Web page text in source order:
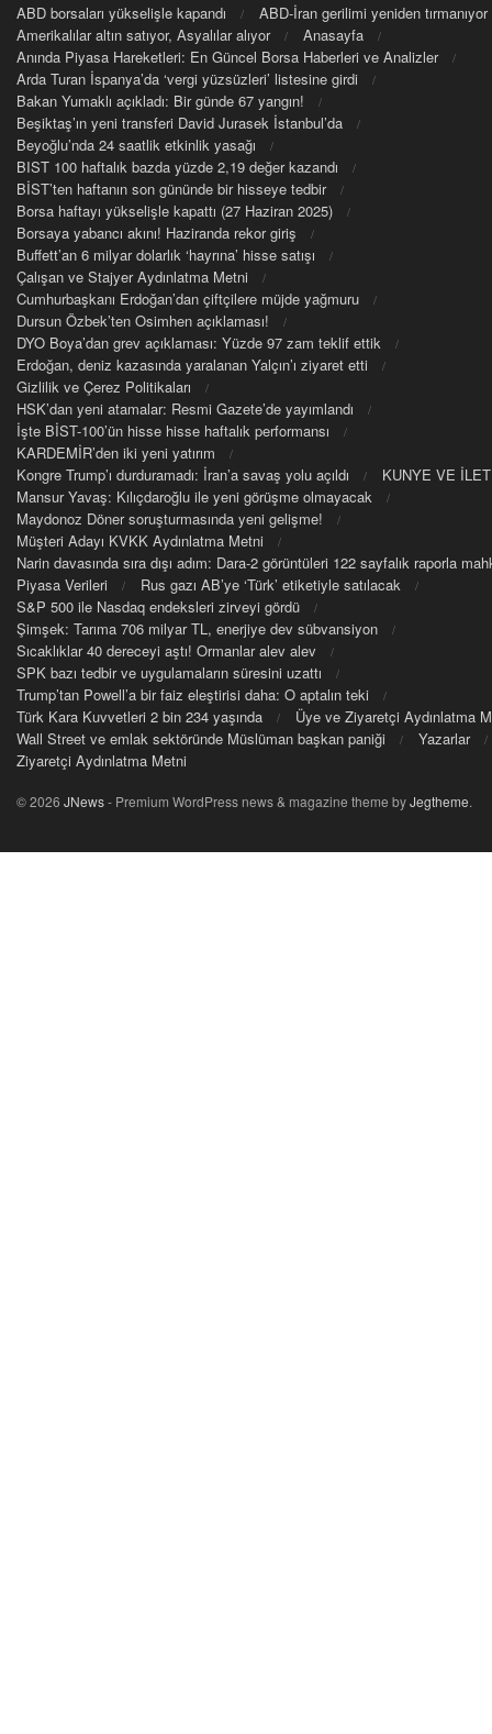
ABD borsaları yükselişle kapandı
ABD-İran gerilimi yeniden tırmanıyor
Amerikalılar altın satıyor, Asyalılar alıyor
Anasayfa
Anında Piyasa Hareketleri: En Güncel Borsa Haberleri ve Analizler
Arda Turan İspanya’da ‘vergi yüzsüzleri’ listesine girdi
Bakan Yumaklı açıkladı: Bir günde 67 yangın!
Beşiktaş’ın yeni transferi David Jurasek İstanbul’da
Beyoğlu’nda 24 saatlik etkinlik yasağı
BIST 100 haftalık bazda yüzde 2,19 değer kazandı
BİST’ten haftanın son gününde bir hisseye tedbir
Borsa haftayı yükselişle kapattı (27 Haziran 2025)
Borsaya yabancı akını! Haziranda rekor giriş
Buffett’an 6 milyar dolarlık ‘hayrına’ hisse satışı
Çalışan ve Stajyer Aydınlatma Metni
Cumhurbaşkanı Erdoğan’dan çiftçilere müjde yağmuru
Dursun Özbek’ten Osimhen açıklaması!
DYO Boya’dan grev açıklaması: Yüzde 97 zam teklif ettik
Erdoğan, deniz kazasında yaralanan Yalçın’ı ziyaret etti
Gizlilik ve Çerez Politikaları
HSK’dan yeni atamalar: Resmi Gazete’de yayımlandı
İşte BİST-100’ün hisse hisse haftalık performansı
KARDEMİR’den iki yeni yatırım
Kongre Trump’ı durduramadı: İran’a savaş yolu açıldı
KUNYE VE
Mansur Yavaş: Kılıçdaroğlu ile yeni görüşme olmayacak
Maydonoz Döner soruşturmasında yeni gelişme!
Müşteri Adayı KVKK Aydınlatma Metni
Narin davasında sıra dışı adım: Dara-2 görüntüleri 122 sayfalık raporla
Piyasa Verileri
Rus gazı AB’ye ‘Türk’ etiketiyle satılacak
S&P 500 ile Nasdaq endeksleri zirveyi gördü
Şimşek: Tarıma 706 milyar TL, enerjiye dev sübvansiyon
Sıcaklıklar 40 dereceyi aştı! Ormanlar alev alev
SPK bazı tedbir ve uygulamaların süresini uzattı
Trump’tan Powell’a bir faiz eleştirisi daha: O aptalın teki
Türk Kara Kuvvetleri 2 bin 234 yaşında
Üye ve Ziyaretçi Aydınlatma
Wall Street ve emlak sektöründe Müslüman başkan paniği
Yazarlar
Ziyaretçi Aydınlatma Metni
© 2026 JNews- Premium WordPress news & magazine theme byJegtheme.